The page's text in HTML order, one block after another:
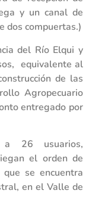
y un canal de
dos compuertas.)
del Río Elqui y
equivalente al
de las
Agropecuario
entregado por
a 26 usuarios,
el orden de
se encuentra
en el Valle de